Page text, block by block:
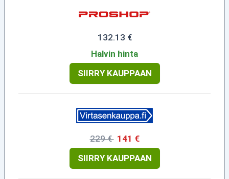
132.13 €
Halvin hinta
SIIRRY KAUPPAAN
229 € 141 €
SIIRRY KAUPPAAN